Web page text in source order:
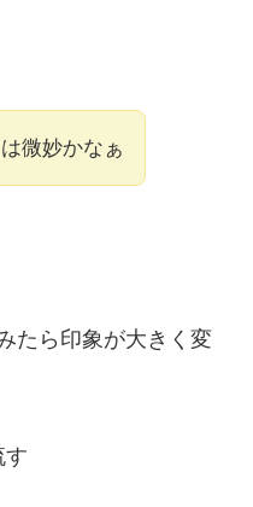
微妙かなぁ
たら印象が大きく変
す